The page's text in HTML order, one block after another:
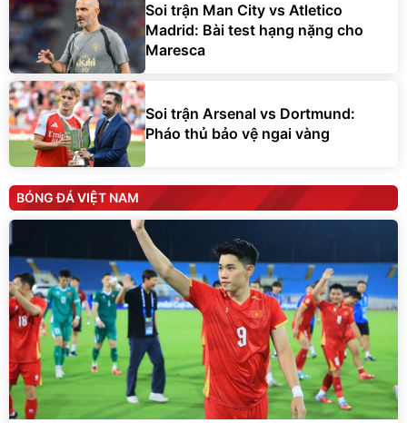
Soi trận Man City vs Atletico
Madrid: Bài test hạng nặng cho
Maresca
Soi trận Arsenal vs Dortmund:
Pháo thủ bảo vệ ngai vàng
BÓNG ĐÁ VIỆT NAM